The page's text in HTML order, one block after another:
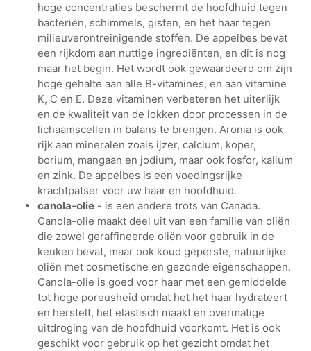
hoge concentraties beschermt de hoofdhuid tegen
bacteriën, schimmels, gisten, en het haar tegen
milieuverontreinigende stoffen. De appelbes bevat
een rijkdom aan nuttige ingrediënten, en dit is nog
maar het begin. Het wordt ook gewaardeerd om zijn
hoge gehalte aan alle B-vitamines, en aan vitamine
K, C en E. Deze vitaminen verbeteren het uiterlijk
en de kwaliteit van de lokken door processen in de
lichaamscellen in balans te brengen. Aronia is ook
rijk aan mineralen zoals ijzer, calcium, koper,
borium, mangaan en jodium, maar ook fosfor, kalium
en zink. De appelbes is een voedingsrijke
krachtpatser voor uw haar en hoofdhuid.
canola-olie - is een andere trots van Canada.
Canola-olie maakt deel uit van een familie van oliën
die zowel geraffineerde oliën voor gebruik in de
keuken bevat, maar ook koud geperste, natuurlijke
oliën met cosmetische en gezonde eigenschappen.
Canola-olie is goed voor haar met een gemiddelde
tot hoge poreusheid omdat het het haar hydrateert
en herstelt, het elastisch maakt en overmatige
uitdroging van de hoofdhuid voorkomt. Het is ook
geschikt voor gebruik op het gezicht omdat het